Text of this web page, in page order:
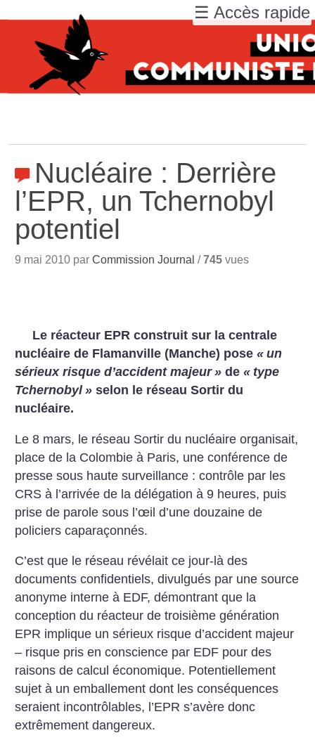
Nucléaire : Derrière
l’EPR, un Tchernobyl
potentiel
9 mai 2010 parCommission Journal /745 vues
Le réacteur EPR construit sur la centrale
nucléaire de Flamanville (Manche) pose« un
sérieux risque d’accident majeur » de« type
Tchernobyl » selon le réseau Sortir du
nucléaire.
Le 8 mars, le réseau Sortir du nucléaire organisait,
place de la Colombie à Paris, une conférence de
presse sous haute surveillance : contrôle par les
CRS à l’arrivée de la délégation à 9 heures, puis
prise de parole sous l’œil d’une douzaine de
policiers caparaçonnés.
C’est que le réseau révélait ce jour-là des
documents confidentiels, divulgués par une source
anonyme interne à EDF, démontrant que la
conception du réacteur de troisième génération
EPR implique un sérieux risque d’accident majeur
– risque pris en conscience par EDF pour des
raisons de calcul économique. Potentiellement
sujet à un emballement dont les conséquences
seraient incontrôlables, l’EPR s’avère donc
extrêmement dangereux.
☰ Accès rapide